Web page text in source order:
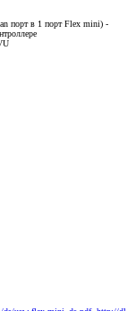
порт в 1 порт Flex mini) -